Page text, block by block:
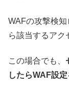
WAFの攻撃検
ら該当するアク
この場合でも、
したらWAF設定